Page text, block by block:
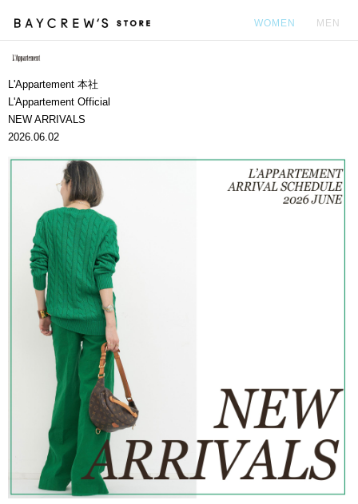
WOMEN MEN
L'Appartement 本社
L'Appartement Official
NEW ARRIVALS
2026.06.02